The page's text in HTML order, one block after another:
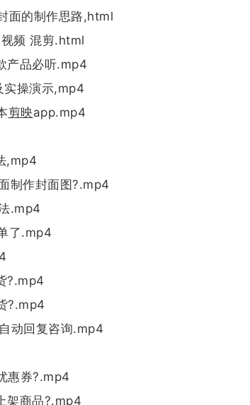
面的制作思路,html
频 混剪.html
产品必听.mp4
实操演示,mp4
剪映app.mp4
,mp4
制作封面图?.mp4
.mp4
了.mp4
?.mp4
?.mp4
动回复咨询.mp4
惠券?.mp4
架商品?.mp4